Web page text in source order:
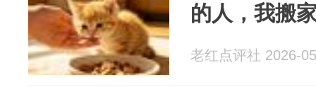
的人，我搬
老红点评社 2026-